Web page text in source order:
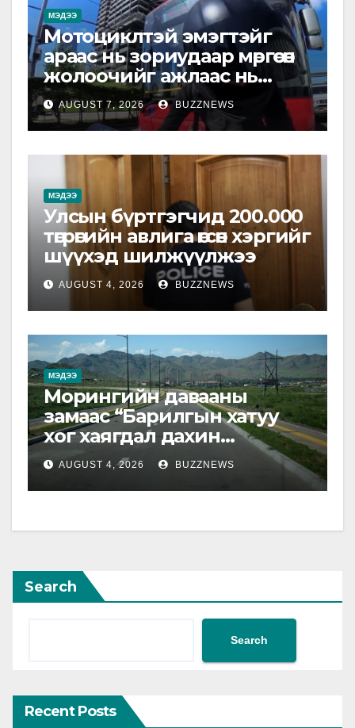
МЭДЭЭ
Мотоциклтэй эмэгтэйг
араас нь зориудаар мөргөсөн
жолоочийг ажлаас нь
чөлөөлжээ
AUGUST 7, 2026 BUZZNEWS
МЭДЭЭ
Улсын бүртгэгчид 200.000
төгрөгийн авлига өгсөн хэргийг
шүүхэд шилжүүлжээ
AUGUST 4, 2026 BUZZNEWS
МЭДЭЭ
Морингийн давааны
замаас “Барилгын хатуу
хог хаягдал дахин
боловсруулах үйлдвэр”
хүртэлх 1.5 км урт авто зам
ашиглалтад орлоо
AUGUST 4, 2026 BUZZNEWS
Search
Search
Recent Posts